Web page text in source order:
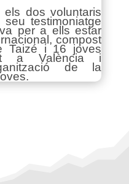
els dos voluntaris
testimoniatge
per a ells estar
compost
Taizé i 16 joves
a València i
de la